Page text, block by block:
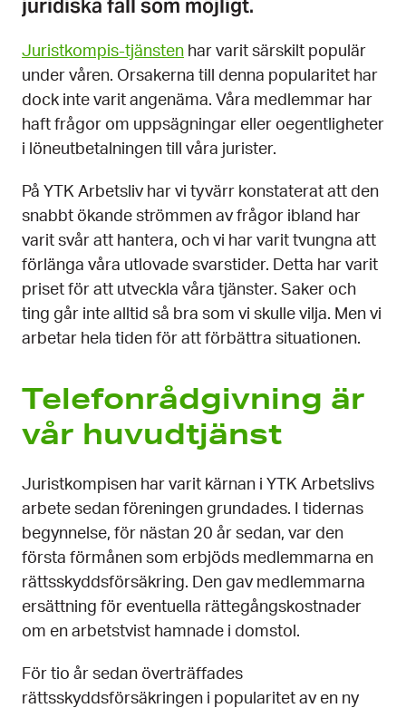
juridiska fall som möjligt.
Juristkompis-tjänsten har varit särskilt populär
under våren. Orsakerna till denna popularitet har
dock inte varit angenäma. Våra medlemmar har
haft frågor om uppsägningar eller oegentligheter
i löneutbetalningen till våra jurister.
På YTK Arbetsliv har vi tyvärr konstaterat att den
snabbt ökande strömmen av frågor ibland har
varit svår att hantera, och vi har varit tvungna att
förlänga våra utlovade svarstider. Detta har varit
priset för att utveckla våra tjänster. Saker och
ting går inte alltid så bra som vi skulle vilja. Men vi
arbetar hela tiden för att förbättra situationen.
Telefonrådgivning är
vår huvudtjänst
Juristkompisen har varit kärnan i YTK Arbetslivs
arbete sedan föreningen grundades. I tidernas
begynnelse, för nästan 20 år sedan, var den
första förmånen som erbjöds medlemmarna en
rättsskyddsförsäkring. Den gav medlemmarna
ersättning för eventuella rättegångskostnader
om en arbetstvist hamnade i domstol.
För tio år sedan överträffades
rättsskyddsförsäkringen i popularitet av en ny